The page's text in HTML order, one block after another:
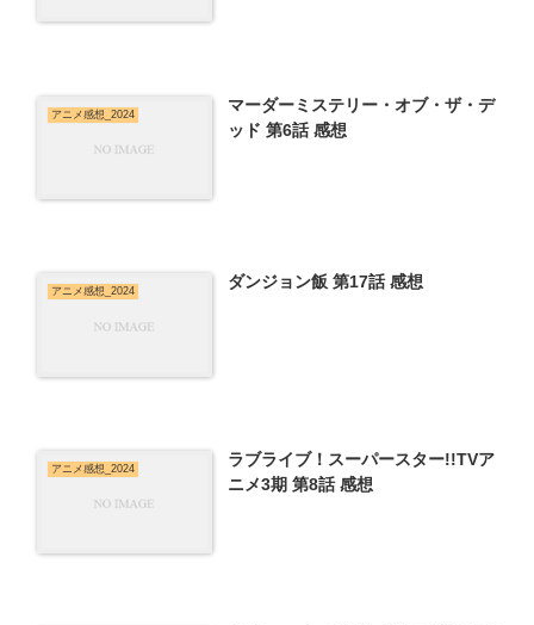
アニメ感想_2024
マーダーミステリー・オブ・ザ・デ
ッド 第6話 感想
アニメ感想_2024 ダンジョン飯 第17話 感想
アニメ感想_2024
ラブライブ！スーパースター!!TVア
ニメ3期 第8話 感想